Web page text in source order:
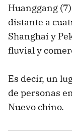
Huanggang
distante a
Shanghai y
fluvial y
Es decir, un
de personas
Nuevo chino.